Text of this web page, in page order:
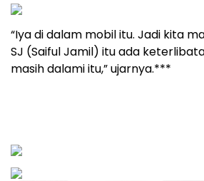
“Iya di dalam mobil itu. Jadi kita
SJ (Saiful Jamil) itu ada
masih dalami itu,” ujarnya.***